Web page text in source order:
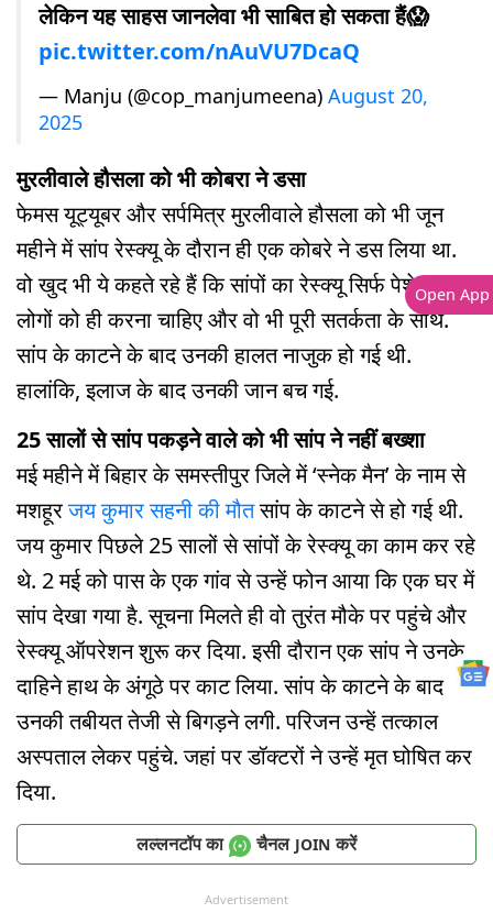
लेकिन यह साहस जानलेवा भी साबित हो सकता हैं😱
pic.twitter.com/nAuVU7DcaQ
— Manju (@cop_manjumeena) August 20,
2025
मुरलीवाले हौसला को भी कोबरा ने डसा
फेमस यूट्यूबर और सर्पमित्र मुरलीवाले हौसला को भी जून
महीने में सांप रेस्क्यू के दौरान ही एक कोबरे ने डस लिया था.
वो खुद भी ये कहते रहे हैं कि सांपों का रेस्क्यू सिर्फ पेशेवर
लोगों को ही करना चाहिए और वो भी पूरी सतर्कता के साथ.
सांप के काटने के बाद उनकी हालत नाजुक हो गई थी.
हालांकि, इलाज के बाद उनकी जान बच गई.
25 सालों से सांप पकड़ने वाले को भी सांप ने नहीं बख्शा
मई महीने में बिहार के समस्तीपुर जिले में ‘स्नेक मैन’ के नाम से
मशहूरजय कुमार सहनी की मौतसांप के काटने से हो गई थी.
जय कुमार पिछले 25 सालों से सांपों के रेस्क्यू का काम कर रहे
थे. 2 मई को पास के एक गांव से उन्हें फोन आया कि एक घर में
सांप देखा गया है. सूचना मिलते ही वो तुरंत मौके पर पहुंचे और
रेस्क्यू ऑपरेशन शुरू कर दिया. इसी दौरान एक सांप ने उनके
दाहिने हाथ के अंगूठे पर काट लिया. सांप के काटने के बाद
उनकी तबीयत तेजी से बिगड़ने लगी. परिजन उन्हें तत्काल
अस्पताल लेकर पहुंचे. जहां पर डॉक्टरों ने उन्हें मृत घोषित कर
दिया.
लल्लनटॉप का चैनल JOIN करें
Advertisement
Open App